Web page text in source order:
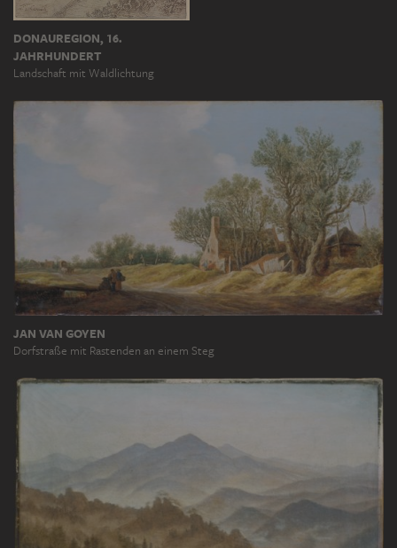
DONAUREGION, 16.
JAHRHUNDERT
Landschaft mit Waldlichtung
JAN VAN GOYEN
Dorfstraße mit Rastenden an einem Steg